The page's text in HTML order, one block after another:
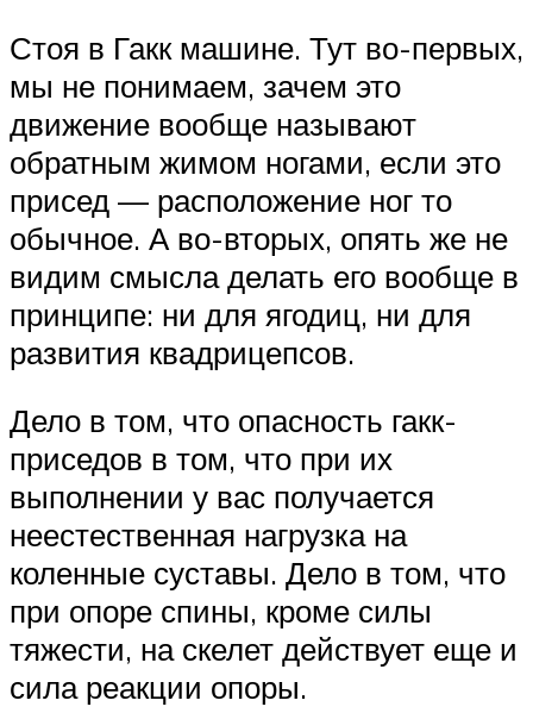
Стоя в Гакк машине. Тут во-первых,
мы не понимаем, зачем это
движение вообще называют
обратным жимом ногами, если это
присед — расположение ног то
обычное. А во-вторых, опять же не
видим смысла делать его вообще в
принципе: ни для ягодиц, ни для
развития квадрицепсов.
Дело в том, что опасность гакк-
приседов в том, что при их
выполнении у вас получается
неестественная нагрузка на
коленные суставы. Дело в том, что
при опоре спины, кроме силы
тяжести, на скелет действует еще и
сила реакции опоры.